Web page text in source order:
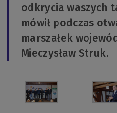
odkrycia waszych
mówił podczas
marszałek
Mieczysław Struk.